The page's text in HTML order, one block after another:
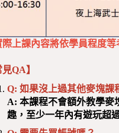
上課內容將依學員程度等
見QA】
Q: 如果沒上過其他麥塊課
A:本課程不會額外教學麥
趣，至少一年內有遊玩超